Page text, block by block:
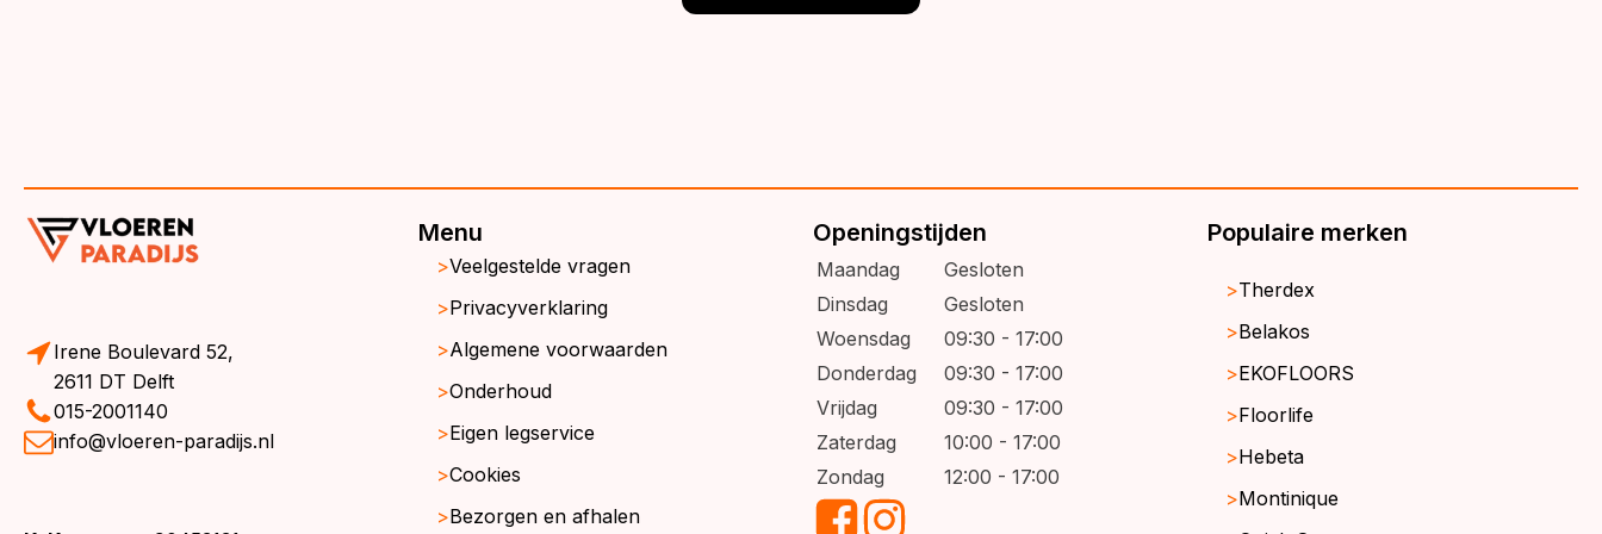
Irene Boulevard 52,
2611 DT Delft
015-2001140
info@vloeren-paradijs.nl
Menu
Veelgestelde vragen
Privacyverklaring
Algemene voorwaarden
Onderhoud
Eigen legservice
Cookies
Bezorgen en afhalen
Openingstijden
Maandag
Gesloten
Dinsdag
Gesloten
Woensdag
09:30 - 17:00
Donderdag
09:30 - 17:00
Vrijdag
09:30 - 17:00
Zaterdag
10:00 - 17:00
Zondag
12:00 - 17:00
Populaire merken
Therdex
Belakos
EKOFLOORS
Floorlife
Hebeta
Montinique